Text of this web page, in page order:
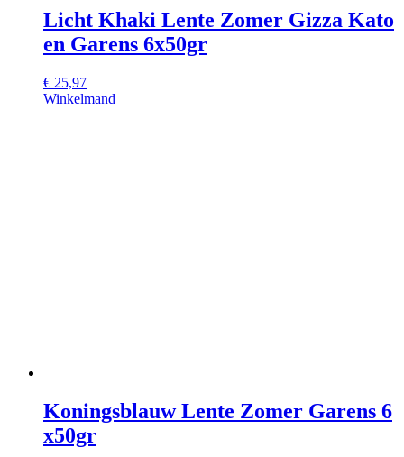
Licht Khaki Lente Zomer Gizza Kato
en Garens 6x50gr
€ 25,97
Winkelmand
Koningsblauw Lente Zomer Garens 6
x50gr